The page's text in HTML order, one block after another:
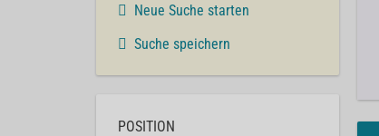
Neue Suche starten
Suche speichern
POSITION